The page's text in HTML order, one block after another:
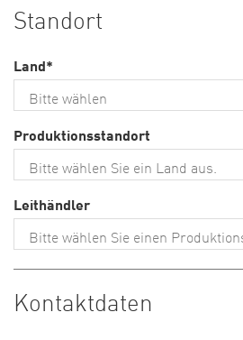
Standort
Land*
Produktionsstandort
Leithändler
Kontaktdaten